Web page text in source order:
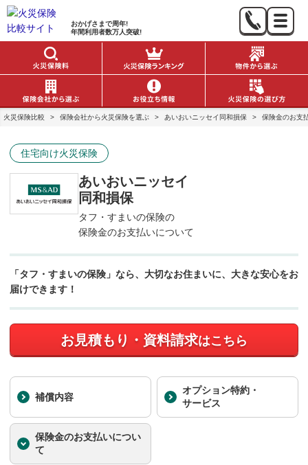
おかげさまで周年!
年間利用者数万人突破!
火災保険比較 > 保険会社から火災保険を選ぶ > あいおいニッセイ同和損保 > 保険金のお支
住宅向け火災保険
あいおいニッセイ
同和損保
タフ・すまいの保険の
保険金のお支払いについて
「タフ・すまいの保険」なら、大切なお住まいに、大きな安心をお
届けできます！
お見積もり・資料請求はこちら
補償内容
オプション特約・
サービス
保険金のお支払いについ
て